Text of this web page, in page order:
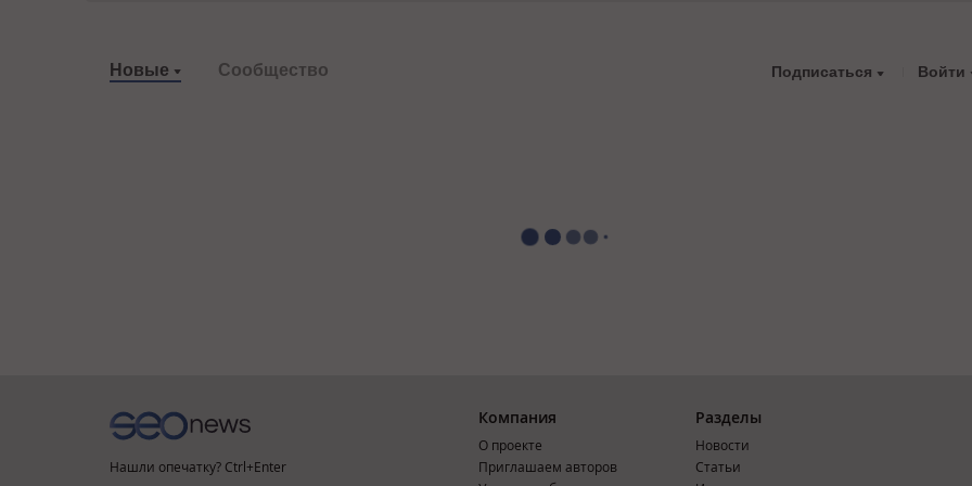
Новые Сообщество Подписаться Войти
Нашли опечатку? Ctrl+Enter
Компания
О проекте
Приглашаем авторов
Разделы
Новости
Статьи